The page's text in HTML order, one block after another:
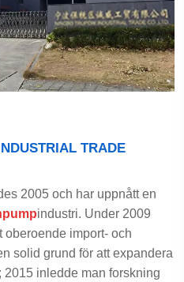
TRADE
2005 och har uppnått en
industri. Under 2009
oberoende import- och
solid grund för att expandera
inledde man forskning